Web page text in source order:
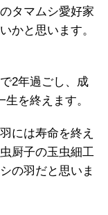
タマムシ愛好家
かと思います。
2年過ごし、成
を終えます。
には寿命を終え
厨子の玉虫細工
の羽だと思いま